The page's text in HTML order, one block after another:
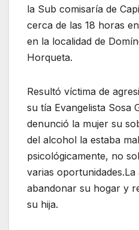
la Sub comisaría de
cerca de las 18 horas
en la localidad de
Horqueta.
Resultó víctima de
su tía Evangelista Sosa
denunció la mujer su
del alcohol la estaba
psicológicamente, no
varias
abandonar su hogar y
su hija.